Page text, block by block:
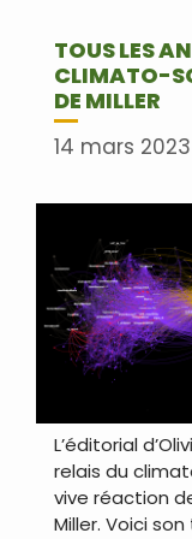
TOUS LES
CLIMATO-
DE MILLER
14 mars 2023
L’éditorial
relais du
vive réaction
Miller. Voici